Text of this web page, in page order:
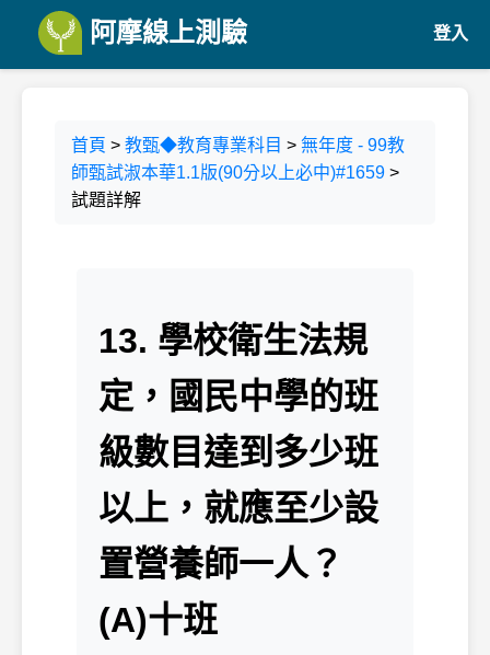
阿摩線上測驗 登入
首頁 > 教甄◆教育專業科目 > 無年度 - 99教
師甄試淑本華1.1版(90分以上必中)#1659 >
試題詳解
13. 學校衛生法規
定，國民中學的班
級數目達到多少班
以上，就應至少設
置營養師一人？
(A)十班